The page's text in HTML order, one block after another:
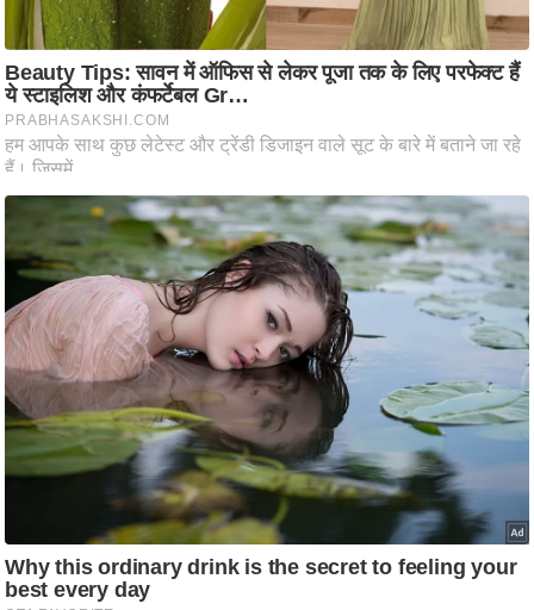
आ
र
.
आ
ई
चा
प
र
स
मी
क्षा
ध
र्म
ष
प्र